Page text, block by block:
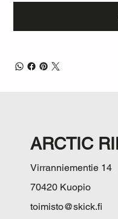
ARCTIC
Virranniementie 14
70420 Kuopio
toimisto@skick.fi